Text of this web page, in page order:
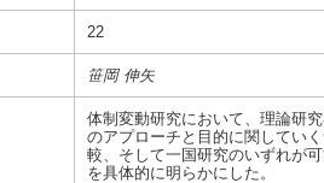
22
笹岡 伸矢
体制変動研究において、理論研
のアプローチと目的に関してい
較、そして一国研究のいずれが
を具体的に明らかにした。